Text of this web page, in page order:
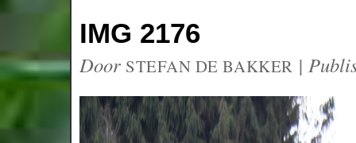
IMG 2176
Door STEFAN DE BAKKER |